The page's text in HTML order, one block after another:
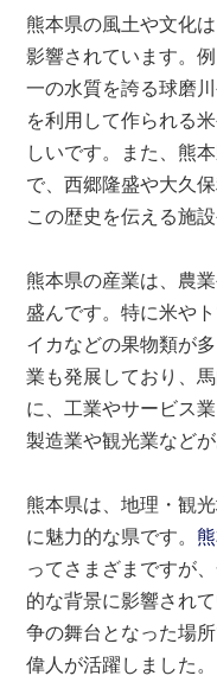
熊本県の風土や文化
影響されています。
一の水質を誇る球磨
を利用して作られる
しいです。また、熊
で、西郷隆盛や大久
この歴史を伝える施
熊本県の産業は、農
盛んです。特に米や
イカなどの果物類が
業も発展しており、
に、工業やサービス
製造業や観光業などが
熊本県は、地理・観
に魅力的な県です。
ってさまざまですが
的な背景に影響され
争の舞台となった場
偉人が活躍しました